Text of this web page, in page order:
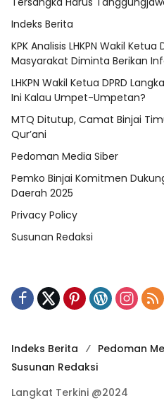
Indeks Berita
KPK Analisis LHKPN Wakil
Masyarakat Diminta Berikan
LHKPN Wakil Ketua DPRD
Ini Kalau Umpet-Umpetan?
MTQ Ditutup, Camat Binjai
Qur’ani
Pedoman Media Siber
Pemko Binjai Komitmen
Daerah 2025
Privacy Policy
Susunan Redaksi
Indeks Berita
Pedoman
Susunan Redaksi
Langkat Terkini @2024